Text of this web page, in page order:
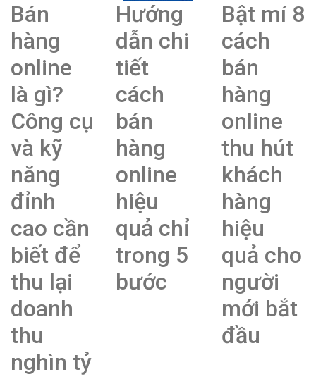
Bán
hàng
online
là gì?
Công cụ
và kỹ
năng
đỉnh
cao cần
biết để
thu lại
doanh
thu
nghìn tỷ
Hướng
dẫn chi
tiết
cách
bán
hàng
online
hiệu
quả chỉ
trong 5
bước
Bật mí 8
cách
bán
hàng
online
thu hút
khách
hàng
hiệu
quả cho
người
mới bắt
đầu